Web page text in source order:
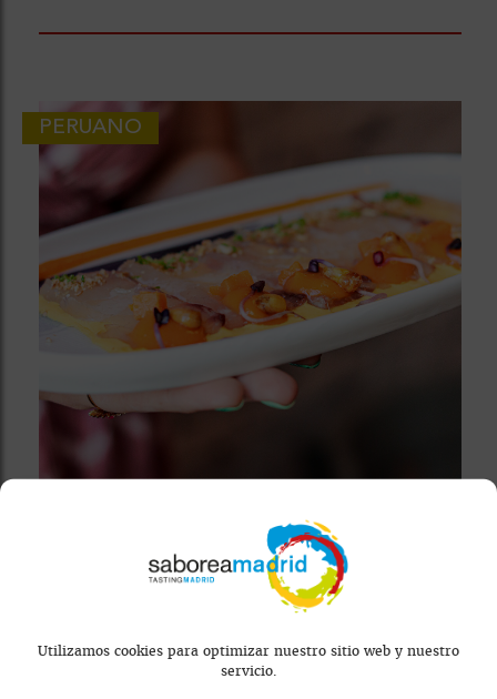
Utilizamos cookies para optimizar nuestro sitio web y nuestro
servicio.
PERUANO
Cocina nikkei que fusiona la precisión japonesa con
el alma peruana en cada plato.